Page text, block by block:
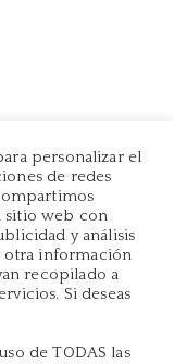
personalizar el
de redes
sitio web con
y análisis
otra información
recopilado a
Si deseas
de TODAS las